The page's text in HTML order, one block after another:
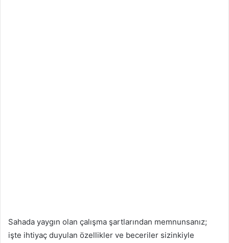
Sahada yaygın olan çalışma şartlarından memnunsanız;
işte ihtiyaç duyulan özellikler ve beceriler sizinkiyle